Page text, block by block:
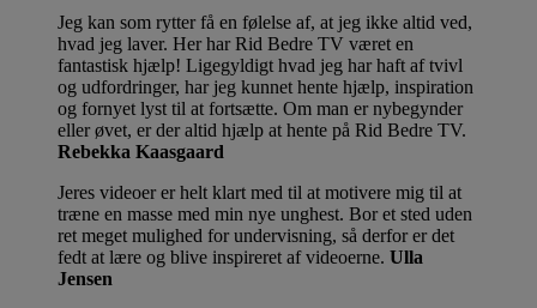
Jeg kan som rytter få en følelse af, at jeg ikke altid ved,
hvad jeg laver. Her har Rid Bedre TV været en
fantastisk hjælp! Ligegyldigt hvad jeg har haft af tvivl
og udfordringer, har jeg kunnet hente hjælp, inspiration
og fornyet lyst til at fortsætte. Om man er nybegynder
eller øvet, er der altid hjælp at hente på Rid Bedre TV.
Rebekka Kaasgaard
Jeres videoer er helt klart med til at motivere mig til at
træne en masse med min nye unghest. Bor et sted uden
ret meget mulighed for undervisning, så derfor er det
fedt at lære og blive inspireret af videoerne. Ulla
Jensen